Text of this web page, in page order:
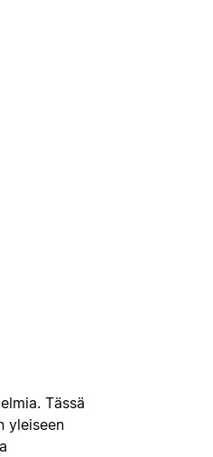
Tässä
yleiseen